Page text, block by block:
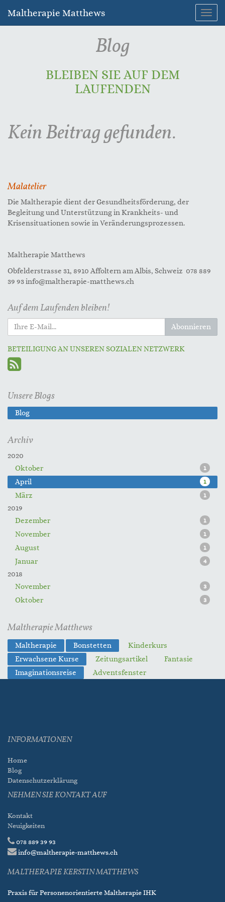
Maltherapie Matthews
Blog
BLEIBEN SIE AUF DEM
LAUFENDEN
Kein Beitrag gefunden.
Malatelier
Die Maltherapie dient der Gesundheitsförderung, der
Begleitung und Unterstützung in Krankheits- und
Krisensituationen sowie in Veränderungsprozessen.
Maltherapie Matthews
Obfelderstrasse 31, 8910 Affoltern am Albis, Schweiz 078 889
39 93 info@maltherapie-matthews.ch
Auf dem Laufenden bleiben!
Abonnieren
BETEILIGUNG AN UNSEREN SOZIALEN NETZWERK
Unsere Blogs
Blog
Archiv
2020
Oktober
1
April 1
März 1
2019
Dezember
1
November 1
August 1
Januar 4
2018
November
3
Oktober 3
Maltherapie Matthews
Maltherapie Bonstetten
Kinderkurs
Erwachsene Kurse
Zeitungsartikel
Fantasie
Imaginationsreise
Adventsfenster
INFORMATIONEN
Home
Blog
Datenschutzerklärung
NEHMEN SIE KONTAKT AUF
Kontakt
Neuigkeiten
078 889 39 93
info@maltherapie-matthews.ch
MALTHERAPIE KERSTIN MATTHEWS
Praxis für Personenorientierte Maltherapie IHK